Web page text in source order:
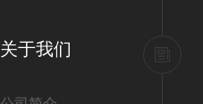
关于我们